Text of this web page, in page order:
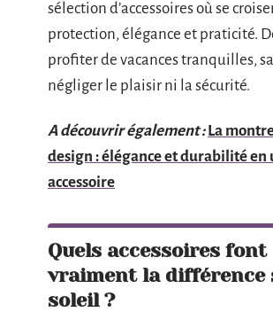
sélection d’accessoires où se
protection, élégance et praticité.
profiter de vacances tranquilles,
négliger le plaisir ni la sécurité.
A découvrir également : La
design : élégance et durabilité en
accessoire
Quels accessoires font
vraiment la différence
soleil ?